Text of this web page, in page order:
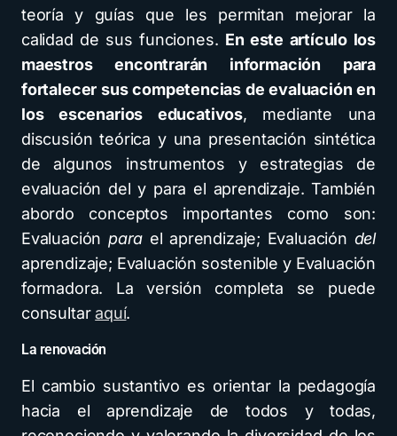
teoría y guías que les permitan mejorar la
calidad de sus funciones. En este artículo los
maestros encontrarán información para
fortalecer sus competencias de evaluación en
los escenarios educativos, mediante una
discusión teórica y una presentación sintética
de algunos instrumentos y estrategias de
evaluación del y para el aprendizaje. También
abordo conceptos importantes como son:
Evaluación para el aprendizaje; Evaluación del
aprendizaje; Evaluación sostenible y Evaluación
formadora. La versión completa se puede
consultaraquí.
La renovación
El cambio sustantivo es orientar la pedagogía
hacia el aprendizaje de todos y todas,